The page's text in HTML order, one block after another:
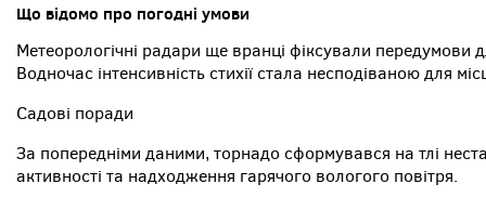
Що відомо про погодні умови
Метеорологічні радари ще вранці фіксували передумови
Водночас інтенсивність стихії стала несподіваною для
Садові поради
За попередніми даними, торнадо сформувався на тлі
активності та надходження гарячого вологого повітря.